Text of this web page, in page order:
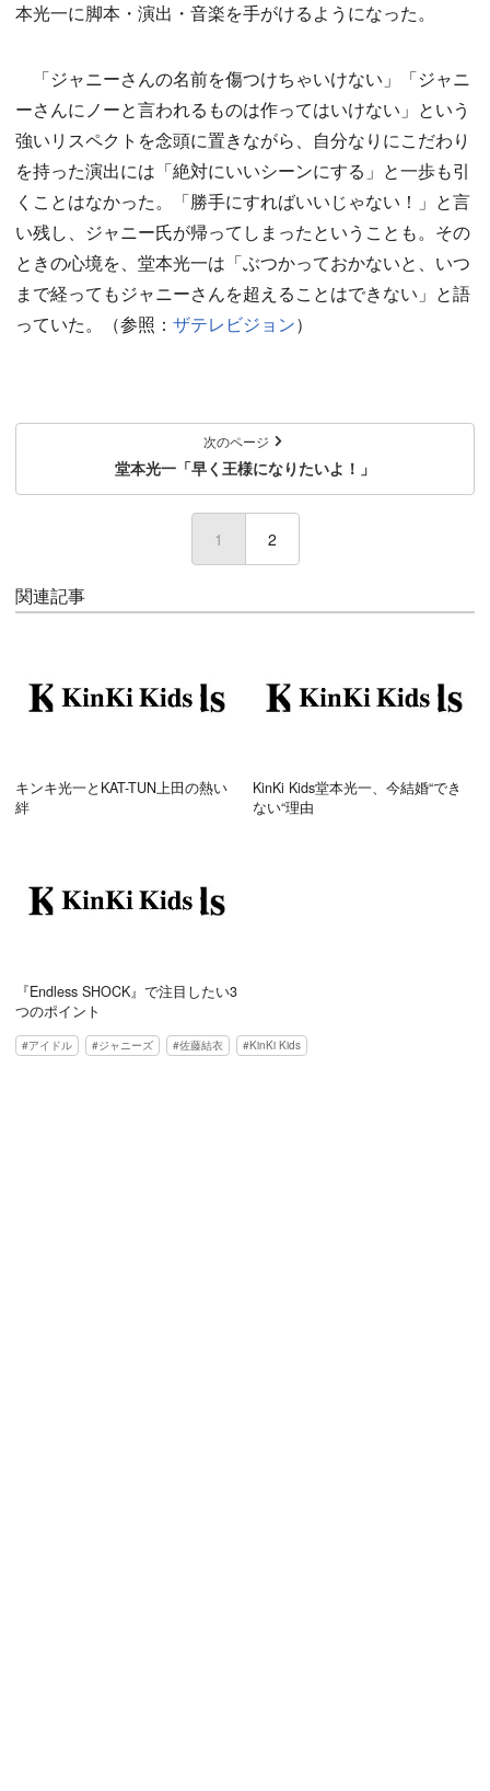
本光一に脚本・演出・音楽を手がけるようになった。
「ジャニーさんの名前を傷つけちゃいけない」「ジャニ
ーさんにノーと言われるものは作ってはいけない」という
強いリスペクトを念頭に置きながら、自分なりにこだわり
を持った演出には「絶対にいいシーンにする」と一歩も引
くことはなかった。「勝手にすればいいじゃない！」と言
い残し、ジャニー氏が帰ってしまったということも。その
ときの心境を、堂本光一は「ぶつかっておかないと、いつ
まで経ってもジャニーさんを超えることはできない」と語
っていた。（参照： ザテレビジョン）
次のページ
堂本光一「早く王様になりたいよ！」
1 (current)
2
関連記事
キンキ光一とKAT-TUN上田の熱い
絆
KinKi Kids堂本光一、今結婚“でき
ない“理由
『Endless SHOCK』で注目したい3
つのポイント
アイドル ジャニーズ 佐藤結衣 KinKi Kids